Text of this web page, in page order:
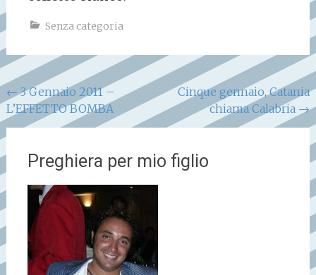
Senza categoria
Navigazione
articoli
←3 Gennaio 2011 –
L’EFFETTO BOMBA
Cinque gennaio, Catania
chiama Calabria →
Preghiera per mio figlio